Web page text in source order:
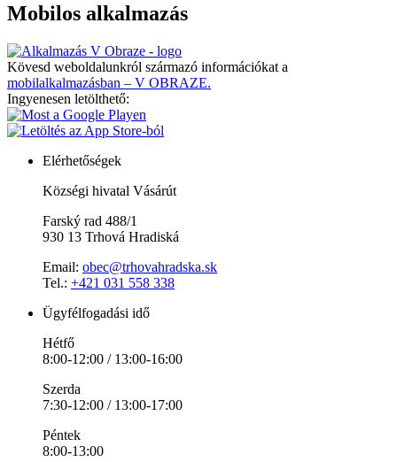
Mobilos alkalmazás
Kövesd weboldalunkról származó információkat a
mobilalkalmazásban – V OBRAZE.
Ingyenesen letölthető:
Elérhetőségek
Községi hivatal Vásárút
Farský rad 488/1
930 13 Trhová Hradiská
Email: obec@trhovahradska.sk
Tel.: +421 031 558 338
Ügyfélfogadási idő
Hétfő
8:00-12:00 / 13:00-16:00
Szerda
7:30-12:00 / 13:00-17:00
Péntek
8:00-13:00